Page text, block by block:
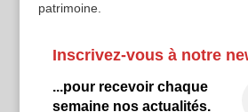
patrimoine.
Inscrivez-vous à notre
...pour recevoir chaque
semaine nos actualités.